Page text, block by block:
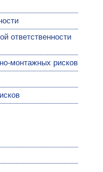
ответственности
монтажных рисков